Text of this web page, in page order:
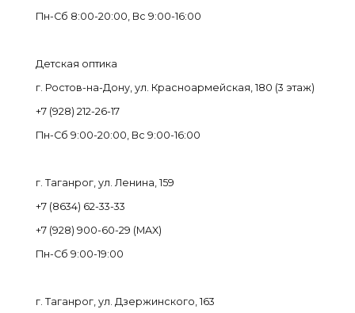
Пн-Cб 8:00-20:00, Вс 9:00-16:00
Детская оптика
г. Ростов-на-Дону, ул. Красноармейская, 180 (3 этаж)
+7 (928) 212-26-17
Пн-Cб 9:00-20:00, Вс 9:00-16:00
г. Таганрог, ул. Ленина, 159
+7 (8634) 62-33-33
+7 (928) 900-60-29 (MAX)
Пн-Cб 9:00-19:00
г. Таганрог, ул. Дзержинского, 163